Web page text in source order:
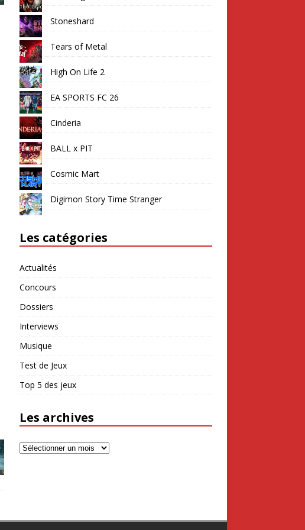
Stoneshard
Tears of Metal
High On Life 2
EA SPORTS FC 26
Cinderia
BALL x PIT
Cosmic Mart
Digimon Story Time Stranger
Les catégories
Actualités
Concours
Dossiers
Interviews
Musique
Test de Jeux
Top 5 des jeux
Les archives